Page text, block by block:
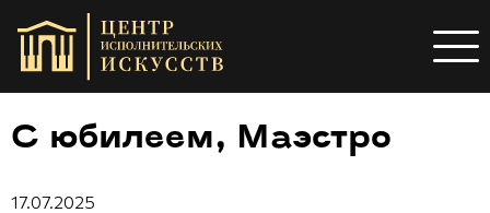
С юбилеем, Маэстро
17.07.2025